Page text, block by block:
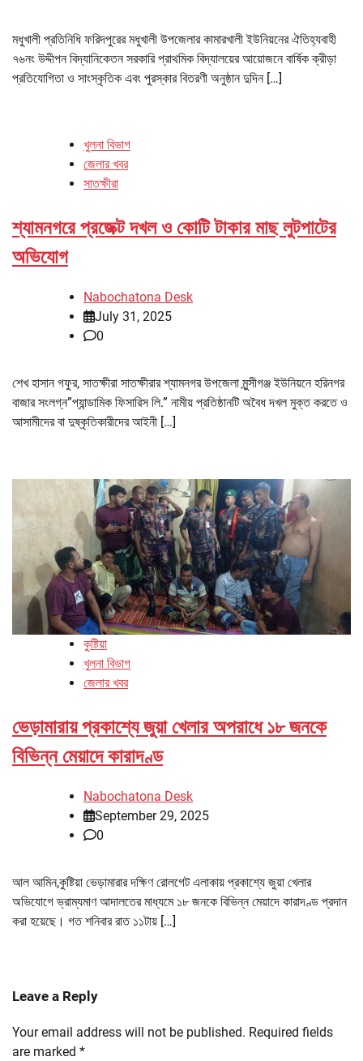
মধুখালী প্রতিনিধি ফরিদপুরের মধুখালী উপজেলার কামারখালী ইউনিয়নের ঐতিহ্যবাহী
৭৬নং উদ্দীপন বিদ্যানিকেতন সরকারি প্রাথমিক বিদ্যালয়ের আয়োজনে বার্ষিক ক্রীড়া
প্রতিযোগিতা ও সাংস্কৃতিক এবং পুরস্কার বিতরণী অনুষ্ঠান দুদিন […]
খুলনা বিভাগ
জেলার খবর
সাতক্ষীরা
শ্যামনগরে প্রজেক্ট দখল ও কোটি টাকার মাছ লুটপাটের
অভিযোগ
Nabochatona Desk
July 31, 2025
0
শেখ হাসান গফুর, সাতক্ষীরা সাতক্ষীরার শ্যামনগর উপজেলা মুন্সীগঞ্জ ইউনিয়নে হরিনগর
বাজার সংলগ্ন”প্যান্ডামিক ফিসারিস লি.” নামীয় প্রতিষ্ঠানটি অবৈধ দখল মুক্ত করতে ও
আসামীদের বা দুষ্কৃতিকারীদের আইনী […]
কুষ্টিয়া
খুলনা বিভাগ
জেলার খবর
ভেড়ামারায় প্রকাশ্যে জুয়া খেলার অপরাধে ১৮ জনকে
বিভিন্ন মেয়াদে কারাদণ্ড
Nabochatona Desk
September 29, 2025
0
আল আমিন,কুষ্টিয়া ভেড়ামারার দক্ষিণ রোলগেট এলাকায় প্রকাশ্যে জুয়া খেলার
অভিযোগে ভ্রাম্যমাণ আদালতের মাধ্যমে ১৮ জনকে বিভিন্ন মেয়াদে কারাদণ্ড প্রদান
করা হয়েছে। গত শনিবার রাত ১১টায় […]
Leave a Reply
Your email address will not be published. Required fields
are marked *